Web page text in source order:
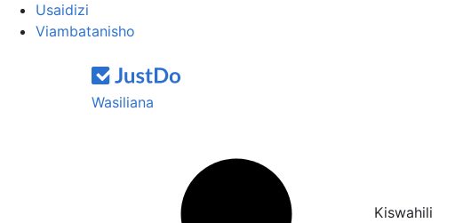
Usaidizi
Viambatanisho
Wasiliana
Kiswahili